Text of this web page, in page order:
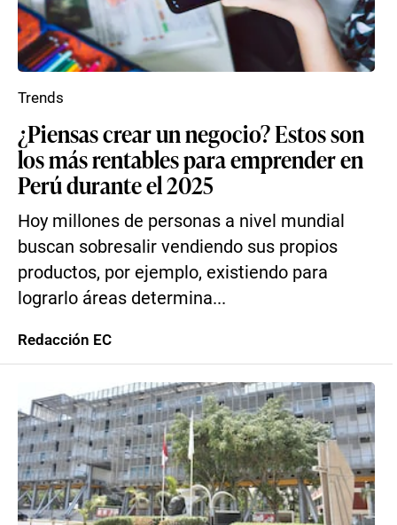
¿Piensas crear un negocio? Estos son
los más rentables para emprender en
Perú durante el 2025
Hoy millones de personas a nivel mundial
buscan sobresalir vendiendo sus propios
productos, por ejemplo, existiendo para
lograrlo áreas determina...
Trends
Redacción EC